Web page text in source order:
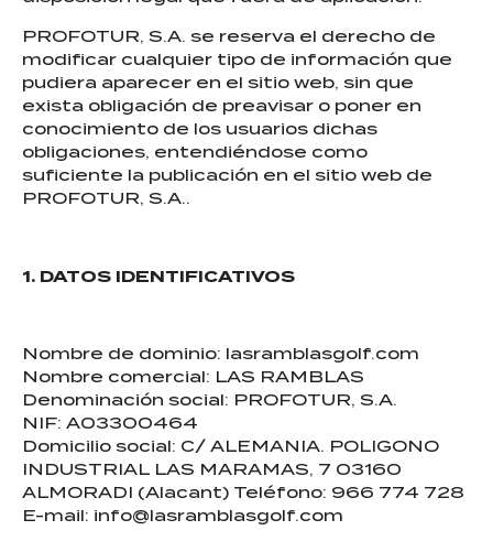
PROFOTUR, S.A. se reserva el derecho de
modificar cualquier tipo de información que
pudiera aparecer en el sitio web, sin que
exista obligación de preavisar o poner en
conocimiento de los usuarios dichas
obligaciones, entendiéndose como
suficiente la publicación en el sitio web de
PROFOTUR, S.A..
1. DATOS IDENTIFICATIVOS
Nombre de dominio: lasramblasgolf.com
Nombre comercial: LAS RAMBLAS
Denominación social: PROFOTUR, S.A.
NIF: A03300464
Domicilio social: C/ ALEMANIA. POLIGONO
INDUSTRIAL LAS MARAMAS, 7 03160
ALMORADI (Alacant) Teléfono: 966 774 728
E-mail: info@lasramblasgolf.com